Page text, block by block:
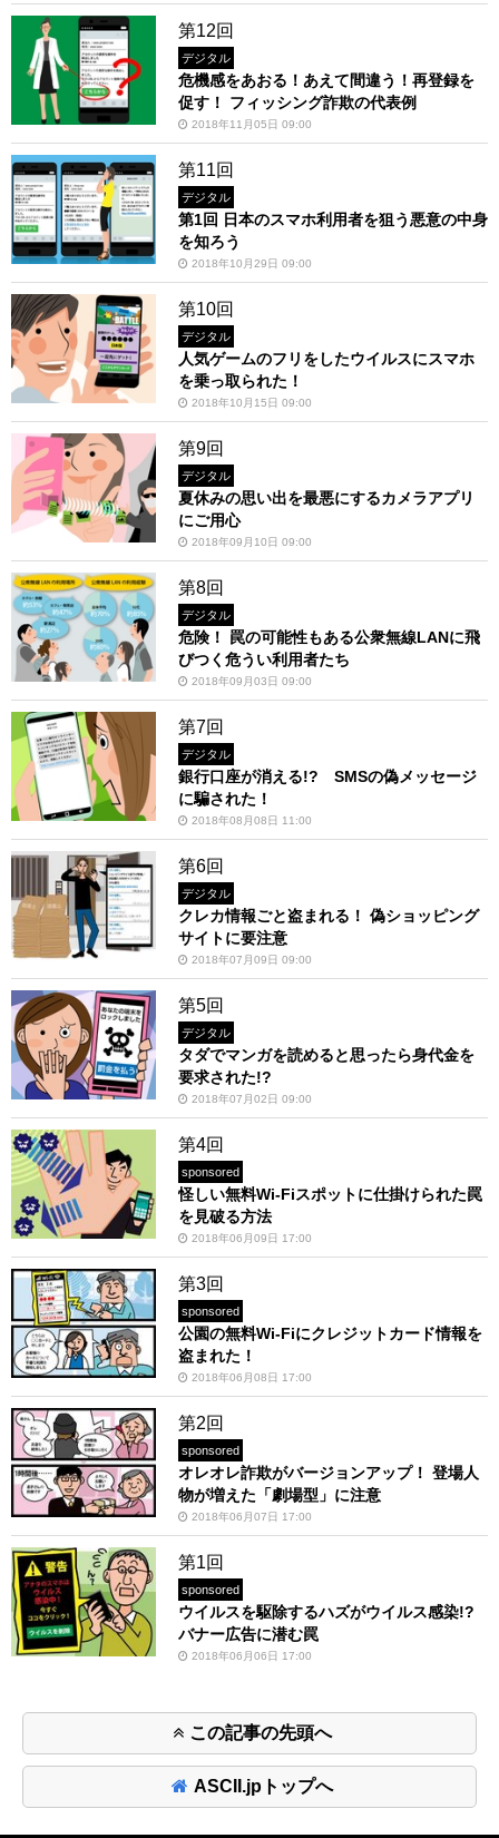
第12回
デジタル
危機感をあおる！あえて間違う！再登録を
促す！ フィッシング詐欺の代表例
2018年11月05日 09:00
第11回
デジタル
第1回 日本のスマホ利用者を狙う悪意の中身
を知ろう
2018年10月29日 09:00
第10回
デジタル
人気ゲームのフリをしたウイルスにスマホ
を乗っ取られた！
2018年10月15日 09:00
第9回
デジタル
夏休みの思い出を最悪にするカメラアプリ
にご用心
2018年09月10日 09:00
第8回
デジタル
危険！ 罠の可能性もある公衆無線LANに飛
びつく危うい利用者たち
2018年09月03日 09:00
第7回
デジタル
銀行口座が消える!? SMSの偽メッセージ
に騙された！
2018年08月08日 11:00
第6回
デジタル
クレカ情報ごと盗まれる！ 偽ショッピング
サイトに要注意
2018年07月09日 09:00
第5回
デジタル
タダでマンガを読めると思ったら身代金を
要求された!?
2018年07月02日 09:00
第4回
sponsored
怪しい無料Wi-Fiスポットに仕掛けられた罠
を見破る方法
2018年06月09日 17:00
第3回
sponsored
公園の無料Wi-Fiにクレジットカード情報を
盗まれた！
2018年06月08日 17:00
第2回
sponsored
オレオレ詐欺がバージョンアップ！ 登場人
物が増えた「劇場型」に注意
2018年06月07日 17:00
第1回
sponsored
ウイルスを駆除するハズがウイルス感染!?
バナー広告に潜む罠
2018年06月06日 17:00
この記事の先頭へ
ASCII.jpトップへ